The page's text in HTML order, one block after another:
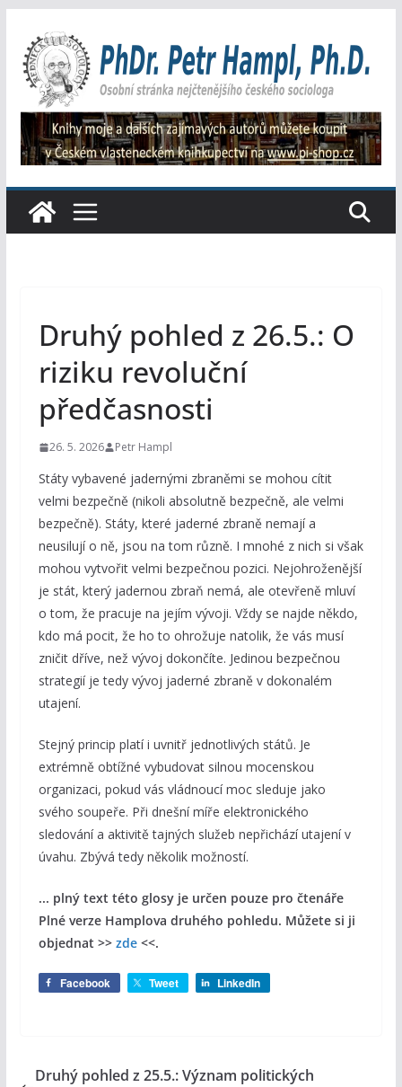
obsah
Druhý pohled z 26.5.: O
riziku revoluční
předčasnosti
26. 5. 2026 Petr Hampl
Státy vybavené jadernými zbraněmi se mohou cítit
velmi bezpečně (nikoli absolutně bezpečně, ale velmi
bezpečně). Státy, které jaderné zbraně nemají a
neusilují o ně, jsou na tom různě. I mnohé z nich si však
mohou vytvořit velmi bezpečnou pozici. Nejohroženější
je stát, který jadernou zbraň nemá, ale otevřeně mluví
o tom, že pracuje na jejím vývoji. Vždy se najde někdo,
kdo má pocit, že ho to ohrožuje natolik, že vás musí
zničit dříve, než vývoj dokončíte. Jedinou bezpečnou
strategií je tedy vývoj jaderné zbraně v dokonalém
utajení.
Stejný princip platí i uvnitř jednotlivých států. Je
extrémně obtížné vybudovat silnou mocenskou
organizaci, pokud vás vládnoucí moc sleduje jako
svého soupeře. Při dnešní míře elektronického
sledování a aktivitě tajných služeb nepřichází utajení v
úvahu. Zbývá tedy několik možností.
... plný text této glosy je určen pouze pro čtenáře
Plné verze Hamplova druhého pohledu. Můžete si ji
objednat >> zde<<.
Facebook Tweet LinkedIn
Druhý pohled z 25.5.: Význam politických